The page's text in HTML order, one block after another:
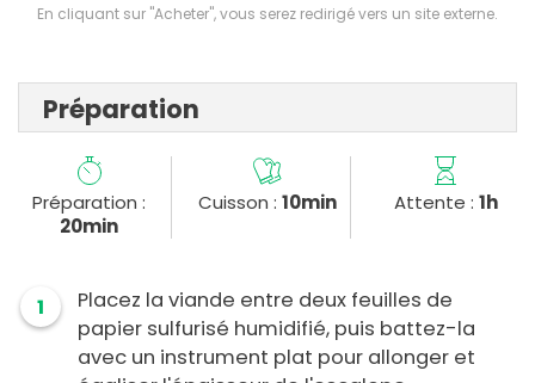
En cliquant sur "Acheter", vous serez redirigé vers un site externe.
Préparation
Préparation :
20min
Cuisson : 10min Attente : 1h
1
Placez la viande entre deux feuilles de
papier sulfurisé humidifié, puis battez-la
avec un instrument plat pour allonger et